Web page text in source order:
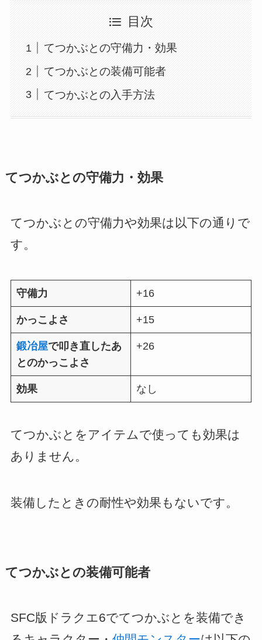
目次
てつかぶとの守備力・効果
てつかぶとの装備可能者
てつかぶとの入手方法
てつかぶとの守備力・効果
てつかぶとの守備力や効果は以下の通りで
す。
守備力 +16
かっこよさ +15
鍛冶屋で叩き直したあ
とのかっこよさ
+26
効果 なし
てつかぶとをアイテムで使っても効果は
ありません。
装備したときの耐性や効果もないです。
てつかぶとの装備可能者
SFC版ドラクエ6でてつかぶとを装備でき